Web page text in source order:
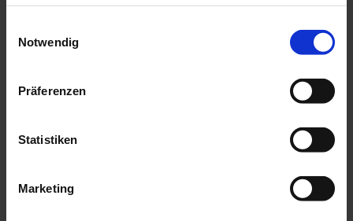
Notwendig
Präferenzen
Statistiken
Marketing
Swords, 12,5 X 1...
$135.00
Swords, 21 X 18...
we think you’ll like these